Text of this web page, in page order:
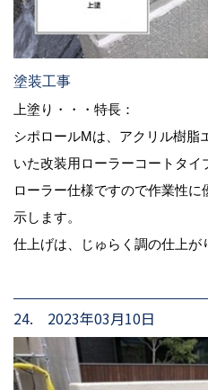
塗装工事
上塗り・・・特長：
シポロールMは、アクリル樹脂
いた改装用ローラーコートタイ
ローラー仕様ですので作業性
示します。
仕上げは、じゅらく調の仕上が
24. 2023年03月10日